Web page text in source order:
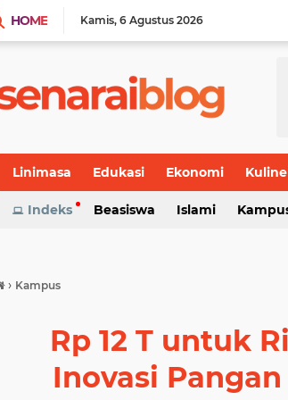
HOME Kamis 6 Agustus 2026
Linimasa Edukasi Ekonomi
Indeks Beasiswa Islami
› Kampus
Rp 12 T untuk
Inovasi